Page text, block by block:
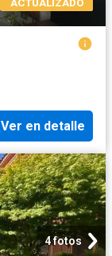
Ver en detalle
4 fotos